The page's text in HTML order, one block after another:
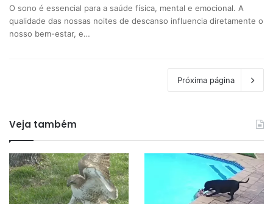
O sono é essencial para a saúde física, mental e emocional. A
qualidade das nossas noites de descanso influencia diretamente o
nosso bem-estar, e…
Próxima página
Veja também